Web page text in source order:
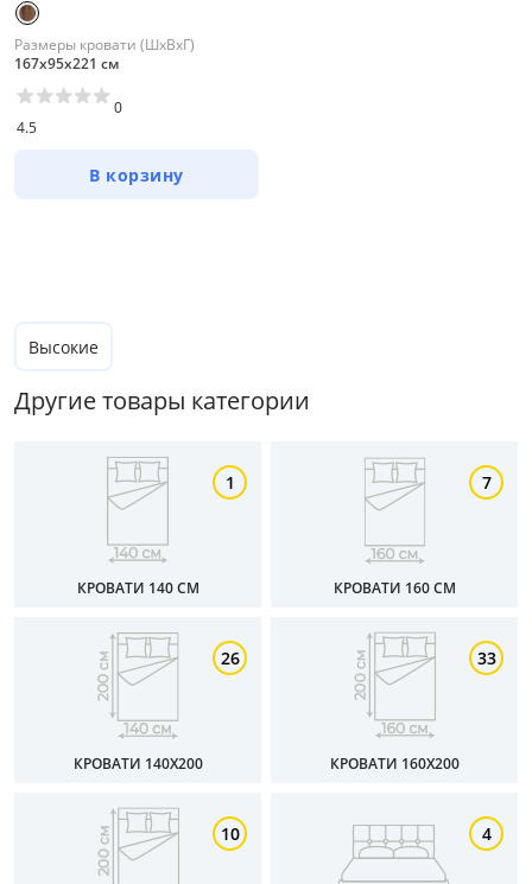
Зеленый
Голубой
Серый
Размер
Глубина, см
Высота, см
Материал
Размеры кровати (ШхВхГ)
167х95х221 см
4.5
0
В корзину
Высокие
Другие товары категории
1
КРОВАТИ 140 СМ
7
КРОВАТИ 160 СМ
26
КРОВАТИ 140Х200
33
КРОВАТИ 160Х200
10 4